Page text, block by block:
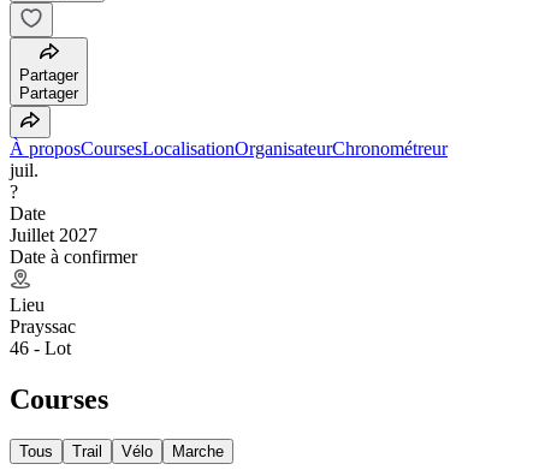
Partager
Partager
À proposCoursesLocalisationOrganisateurChronométreur
juil.
?
Date
Juillet 2027
Date à confirmer
Lieu
Prayssac
46 - Lot
Courses
Tous Trail Vélo Marche